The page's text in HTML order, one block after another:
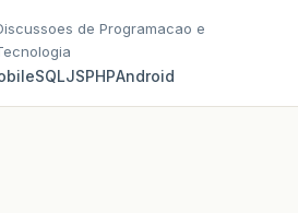
de Programacao e
SQLJSPHPAndroid